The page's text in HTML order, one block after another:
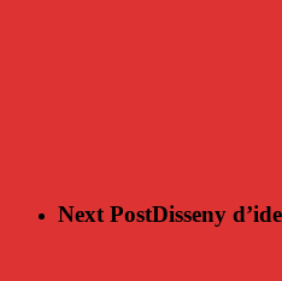
Next PostDisseny